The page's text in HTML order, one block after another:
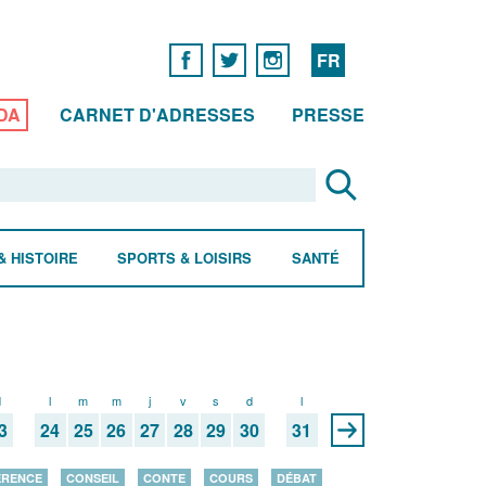
FR
CARNET D'ADRESSES PRESSE
HISTOIRE SPORTS & LOISIRS SANTÉ
l
24
m
25
m
26
j
27
v
28
s
29
d
30
l
31
CONSEIL CONTE COURS
DÉBAT